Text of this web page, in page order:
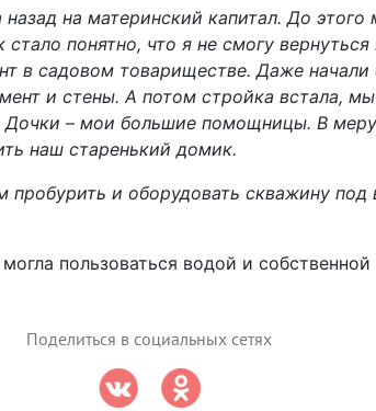
на материнский капитал. До
понятно, что я не смогу вернуться
в садовом товариществе. Даже
и стены. А потом стройка встала,
– мои большие помощницы. В
наш старенький домик.
и оборудовать скважину
пользоваться водой и
Поделиться в социальных сетях